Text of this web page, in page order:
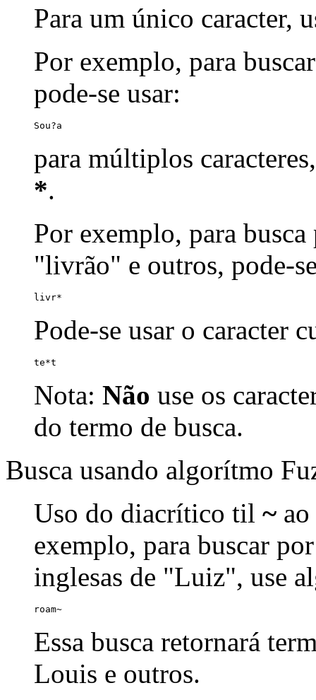
Para um único caracter,
Por exemplo, para
pode-se usar:
Sou?a
para múltiplos
*.
Por exemplo, para
"livrão" e outros, pode-
livr*
Pode-se usar o caracter
te*t
Nota: Não use os
do termo de busca.
Busca usando algorítmo
Uso do diacrítico til ~
exemplo, para buscar
inglesas de "Luiz", use
roam~
Essa busca retornará
Louis e outros.